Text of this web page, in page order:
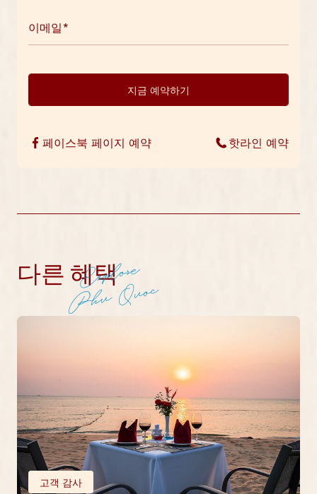
지금 예약하기
페이스북 페이지 예약 핫라인 예약
다른 혜택
Explore
Phu Quoc
고객 감사